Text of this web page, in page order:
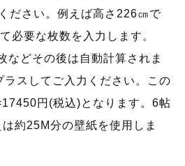
ださい。例えば高さ226㎝で
必要な枚数を入力します。
どその後は自動計算されま
スしてご入力ください。この
円(税込)となります。6帖
約25M分の壁紙を使用しま